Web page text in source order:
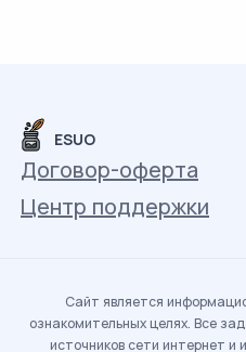
ESUO
Договор-оферта
Центр поддержки
Сайт является
ознакомительных целях. Все
источников сети интернет и